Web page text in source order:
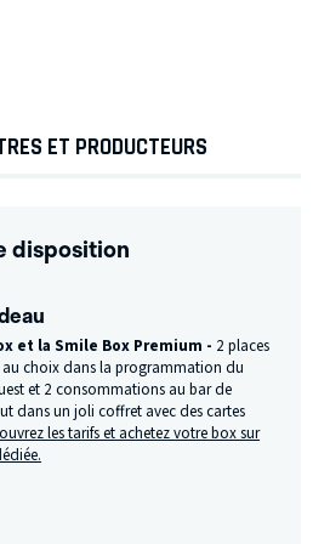
ET PRODUCTEURS
disposition
et la Smile Box Premium - 2 places
au choix dans la programmation du
et 2 consommations au bar de
dans un joli coffret avec des cartes
les tarifs et achetez votre box sur